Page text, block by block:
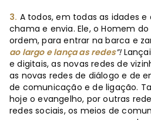
3. A todos, em todas as idades e
chama e envia. Ele, o Homem
ordem, para entrar na barca e
ao largo e lança as redes”!
e digitais, as novas redes de
as novas redes de diálogo e de
de comunicação e de ligação.
hoje o evangelho, por outras
redes sociais, os meios de